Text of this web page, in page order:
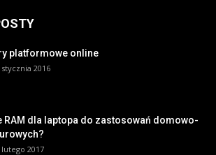
platformowe online
stycznia 2016
RAM dla laptopa do zastosowań domowo-
lutego 2017